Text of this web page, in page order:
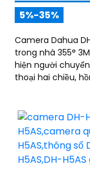
5%-35%
Camera Dahua
trong nhà 355°
hiện người
thoại hai chiều,